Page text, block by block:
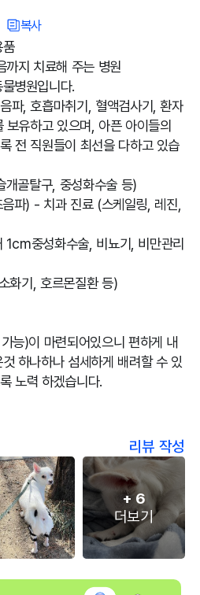
복사
품
까지 치료해 주는 병원
병원입니다.
파, 호흡마취기, 혈액검사기, 환자
보유하고 있으며, 아픈 아이들의
전 직원들이 최선을 다하고 있습
골탈구, 중성화수술 등)
파) - 치과 진료 (스케일링, 레진,
중성화수술, 비뇨기, 비만관리
화기, 호르몬질환 등)
능)이 마련되어있으니 편하게 내
하나하나 섬세하게 배려할 수 있
노력 하겠습니다.
리뷰 작성
+ 6
더보기